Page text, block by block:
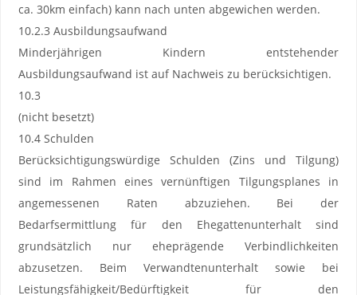
ca. 30km einfach) kann nach unten abgewichen werden.
10.2.3 Ausbildungsaufwand
Minderjährigen Kindern entstehender
Ausbildungsaufwand ist auf Nachweis zu berücksichtigen.
10.3
(nicht besetzt)
10.4 Schulden
Berücksichtigungswürdige Schulden (Zins und Tilgung)
sind im Rahmen eines vernünftigen Tilgungsplanes in
angemessenen Raten abzuziehen. Bei der
Bedarfsermittlung für den Ehegattenunterhalt sind
grundsätzlich nur eheprägende Verbindlichkeiten
abzusetzen. Beim Verwandtenunterhalt sowie bei
Leistungsfähigkeit/Bedürftigkeit für den